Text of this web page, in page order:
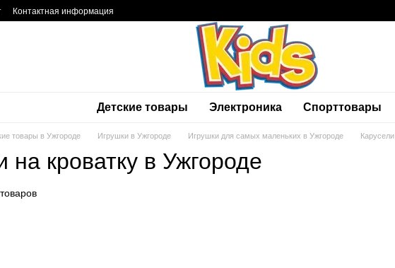
Контактная информация
Детские товары Электроника Спорттовары
товары в Ужгороде Игрушки в Ужгороде Игрушки для самых маленьких в Ужгороде
кроватку в Ужгороде